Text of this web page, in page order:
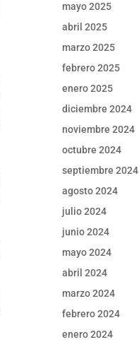
mayo 2025
abril 2025
marzo 2025
febrero 2025
enero 2025
diciembre 2024
noviembre 2024
octubre 2024
septiembre 2024
agosto 2024
julio 2024
junio 2024
mayo 2024
abril 2024
marzo 2024
febrero 2024
enero 2024